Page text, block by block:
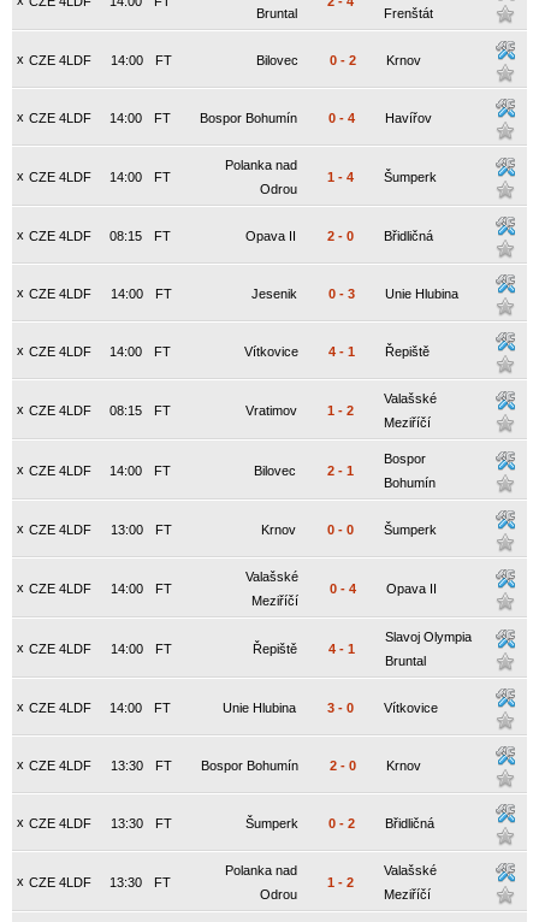
Bruntal
Frenštát
x CZE 4LDF FT
14:00 Bilovec 0 - 2 Krnov
x CZE 4LDF FT
14:00 Bospor Bohumín 0 - 4 Havířov
x CZE 4LDF FT
14:00
Polanka nad
Odrou
1 - 4 Šumperk
x CZE 4LDF FT
08:15 Opava II 2 - 0 Břidličná
x CZE 4LDF FT
14:00 Jesenik 0 - 3 Unie Hlubina
x CZE 4LDF FT
14:00 Vítkovice 4 - 1 Řepiště
x CZE 4LDF FT
08:15 Vratimov 1 - 2
Valašské
Meziříčí
x CZE 4LDF FT
14:00 Bilovec 2 - 1
Bospor
Bohumín
x CZE 4LDF FT
13:00 Krnov 0 - 0 Šumperk
x CZE 4LDF FT
14:00
Valašské
Meziříčí
0 - 4 Opava II
x CZE 4LDF FT
14:00 Řepiště 4 - 1
Slavoj Olympia
Bruntal
x CZE 4LDF FT
14:00 Unie Hlubina 3 - 0 Vítkovice
x CZE 4LDF FT
13:30 Bospor Bohumín 2 - 0 Krnov
x CZE 4LDF FT
13:30 Šumperk 0 - 2 Břidličná
x CZE 4LDF FT
13:30
Polanka nad
Odrou
1 - 2
Valašské
Meziříčí